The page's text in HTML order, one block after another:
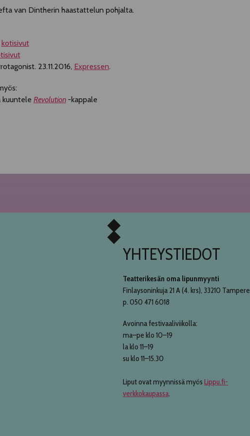
van Dintherin haastattelun pohjalta.
kotisivut
23.11.2016, Expressen.
kuuntele Revolution -kappale
YHTEYSTIEDOT
Teatterikesän oma lipunmyynti
Finlaysoninkuja 21 A (4. krs), 33210 Tampere
p. 050 471 6018
Avoinna festivaaliviikolla:
ma–pe klo 10–19
la klo 11–19
su klo 11–15.30
Liput ovat myynnissä myösLippu.fi-
verkkokaupassa.